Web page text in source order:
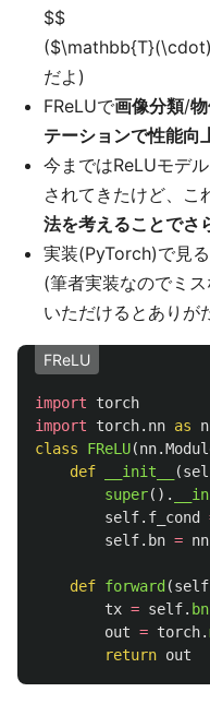
$$
だよ)
FReLUで画像分類/
テーションで性能向
今まではReLUモデ
されてきたけど、こ
法を考えることでさ
実装(PyTorch)で見
(筆者実装なのでミ
いただけるとありが
FReLU
import
torch
import
torch.nn as
class
FReLU(nn.
def
__init__ (
super().
self. f_cond
self. bn = nn
def forward (self
tx = self. bn
out = torch.
return out